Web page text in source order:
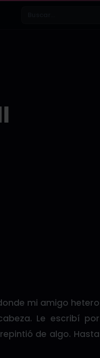
mi amigo hetero
Le escribí por
de algo. Hasta